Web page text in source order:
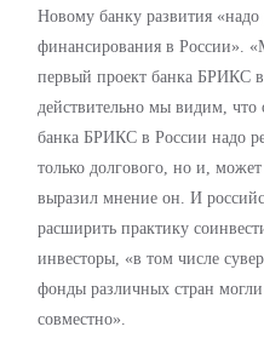
Новому банку развития
финансирования в России».
первый проект банка БРИКС
действительно мы видим,
банка БРИКС в России надо
только долгового, но и,
выразил мнение он. И
расширить практику
инвесторы, «в том числе
фонды различных стран
совместно».